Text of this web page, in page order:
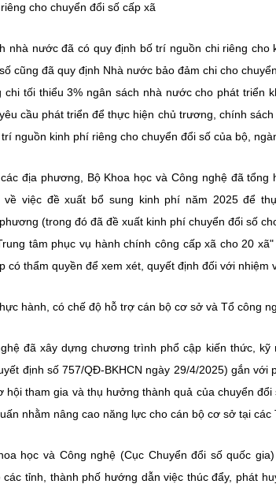
cho chuyển đổi số cấp xã
nhà nước đã có quy định bố trí nguồn chi riêng
cũng đã quy định Nhà nước bảo đảm chi cho
tối thiểu 3% ngân sách nhà nước cho phát triển
cầu phát triển để thực hiện chủ trương, chính
nguồn kinh phí riêng cho chuyển đổi số của bộ,
địa phương, Bộ Khoa học và Công nghệ đã tổng
về việc đề xuất bổ sung kinh phí năm 2025 để
(trong đó đã đề xuất kinh phí chuyển đổi số
tâm phục vụ hành chính công cấp xã cho 20
có thẩm quyền để xem xét, quyết định đối với nhiệm
hành, có chế độ hỗ trợ cán bộ cơ sở và Tổ công
đã xây dựng chương trình phổ cập kiến thức,
định số 757/QĐ-BKHCN ngày 29/4/2025) gắn
hội tham gia và thụ hưởng thành quả của chuyển
nhằm nâng cao năng lực cho cán bộ cơ sở tại các
học và Công nghệ (Cục Chuyển đổi số quốc
các tỉnh, thành phố hướng dẫn việc thúc đẩy, phát